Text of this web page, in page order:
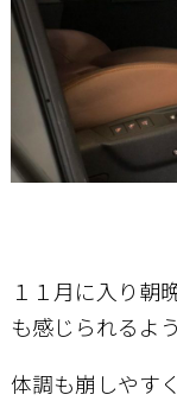
１１月に入り朝
も感じられるよ
体調も崩しやす